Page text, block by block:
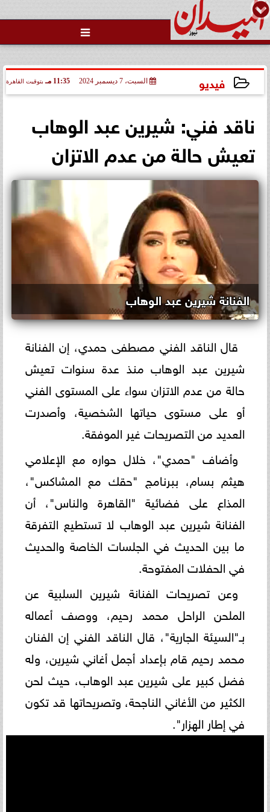

فيديو السبت، 7 ديسمبر 2024 11:35 مـ بتوقيت القاهرة
ناقد فني: شيرين عبد الوهاب
تعيش حالة من عدم الاتزان
الفنانة شيرين عبد الوهاب
قال الناقد الفني مصطفى حمدي، إن الفنانة
شيرين عبد الوهاب منذ عدة سنوات تعيش
حالة من عدم الاتزان سواء على المستوى الفني
أو على مستوى حياتها الشخصية، وأصدرت
العديد من التصريحات غير الموفقة.
وأضاف "حمدي"، خلال حواره مع الإعلامي
هيثم بسام، ببرنامج "حقك مع المشاكس"،
المذاع على فضائية "القاهرة والناس"، أن
الفنانة شيرين عبد الوهاب لا تستطيع التفرقة
ما بين الحديث في الجلسات الخاصة والحديث
في الحفلات المفتوحة.
وعن تصريحات الفنانة شيرين السلبية عن
الملحن الراحل محمد رحيم، ووصف أعماله
بـ"السيئة الجارية"، قال الناقد الفني إن الفنان
محمد رحيم قام بإعداد أجمل أغاني شيرين، وله
فضل كبير على شيرين عبد الوهاب، حيث لحن
الكثير من الأغاني الناجحة، وتصريحاتها قد تكون
في إطار الهزار".